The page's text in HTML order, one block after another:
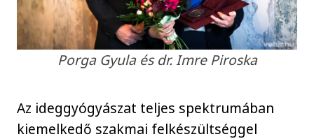
Porga Gyula és dr. Imre Piroska
Az ideggyógyászat teljes spektrumában
kiemelkedő szakmai felkészültséggel